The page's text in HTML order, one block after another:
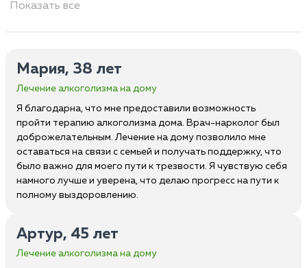
Показать все
Мария, 38 лет
Лечение алкоголизма на дому
Я благодарна, что мне предоставили возможность
пройти терапию алкоголизма дома. Врач-нарколог был
доброжелательным. Лечение на дому позволило мне
оставаться на связи с семьей и получать поддержку, что
было важно для моего пути к трезвости. Я чувствую себя
намного лучше и уверена, что делаю прогресс на пути к
полному выздоровлению.
Артур, 45 лет
Лечение алкоголизма на дому